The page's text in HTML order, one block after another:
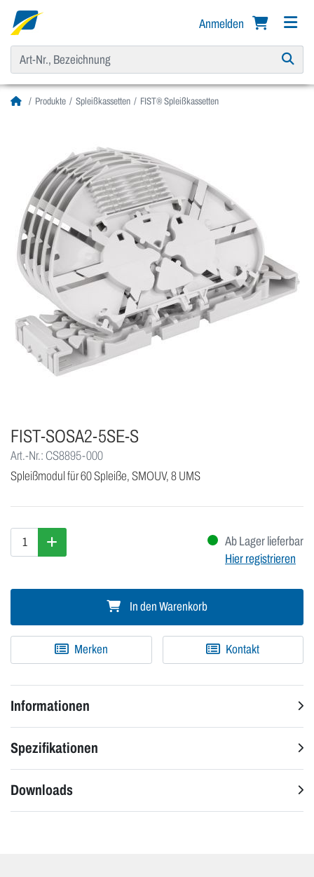
Anmelden
Produkte Spleißkassetten FIST® Spleißkassetten
FIST-SOSA2-5SE-S
Art.-Nr.: CS8895-000
Spleißmodul für 60 Spleiße, SMOUV, 8 UMS
Ab Lager lieferbar
Hier registrieren
In den Warenkorb
Merken Kontakt
Informationen
Spezifikationen
Downloads